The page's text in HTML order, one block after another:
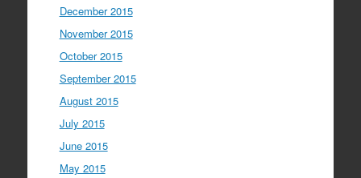
December 2015
November 2015
October 2015
September 2015
August 2015
July 2015
June 2015
May 2015